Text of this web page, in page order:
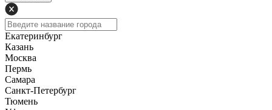
Екатеринбург
Казань
Москва
Пермь
Самара
Санкт-Петербург
Тюмень